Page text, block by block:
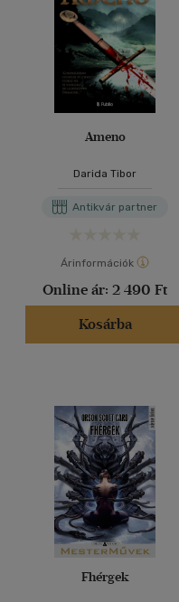
Ameno
Darida Tibor
Antikvár partner
Árinformációk
Online ár: 2 490 Ft
Kosárba
Fhérgek